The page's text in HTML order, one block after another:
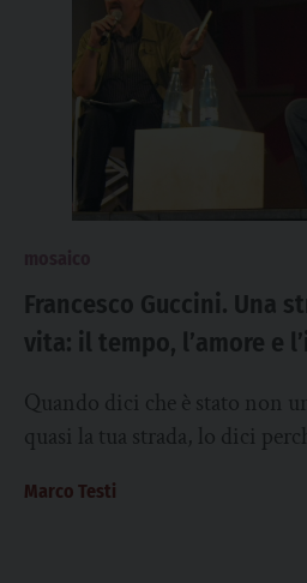
Francesco Guccini. Una
vita: il tempo, l’amore e
Quando dici che è stato non
quasi la tua strada, lo dici
Marco Testi